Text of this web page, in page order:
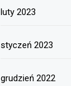
luty 2023
styczeń 2023
grudzień 2022